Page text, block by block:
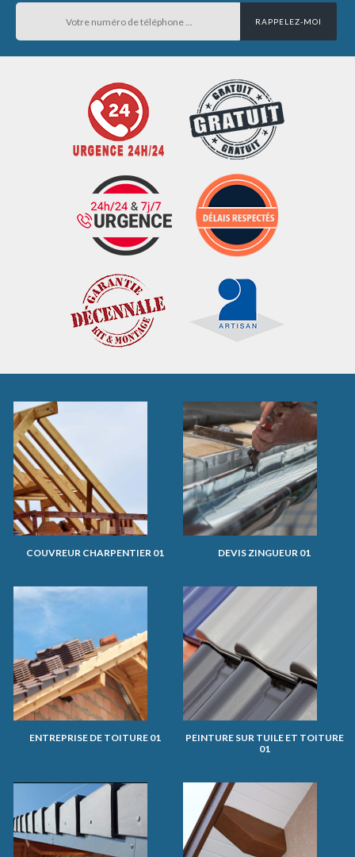
COUVREUR CHARPENTIER 01 DEVIS ZINGUEUR 01
ENTREPRISE DE TOITURE 01
PEINTURE SUR TUILE ET TOITURE
01